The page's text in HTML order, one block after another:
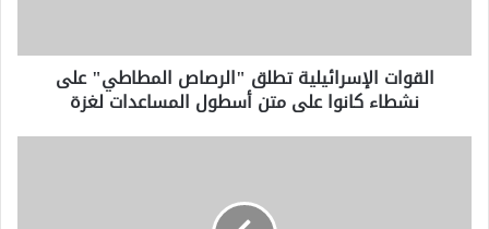
على
أسطول
القوات الإسرائيلية تطلق "الرصاص المطاطي" على
نشطاء كانوا على متن أسطول المساعدات لغزة